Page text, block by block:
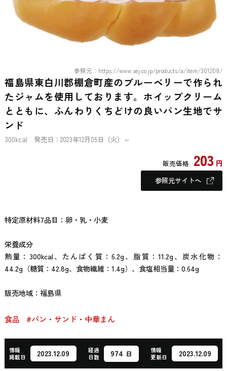
参照元：https://www.sej.co.jp/products/a/item/301208/
福島県東白川郡棚倉町産のブルーベリーで作られ
たジャムを使用しております。ホイップクリーム
とともに、ふんわりくちどけの良いパン生地でサ
ンド
300kcal 発売日：2023年12月05日（火）～
販売価格 203 円
参照元サイトへ
特定原材料7品目：卵・乳・小麦
栄養成分
熱量：300kcal、たんぱく質：6.2g、脂質：11.2g、炭水化物：
44.2g（糖質：42.8g、食物繊維：1.4g）、食塩相当量：0.64g
販売地域：福島県
食品 #パン・サンド・中華まん
情報
掲載日
2023.12.09
経過
日数
974 日
情報
更新日
2023.12.09